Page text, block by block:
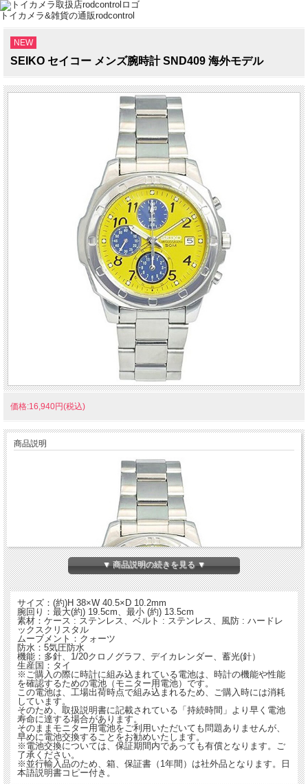
トイカメラ&雑貨の通販rodcontrol
NEW
SEIKO セイコー メンズ腕時計 SND409 海外モデル
価格:16,940円(税込)
商品説明
シンプルなデザインが魅力的な1/20秒単位で12時間まで計測可能なセイコークロノ
グラフベーシックモデル。
12時の位置にクロノ1/20秒針、6時の位置にクロノ分針とクロノ時針、9時の位置に
通常秒針を配置。
▼ 商品説明の続きを見る ▼
サイズ：(約)H 38×W 40.5×D 10.2mm
腕回り：最大(約) 19.5cm、最小 (約) 13.5cm
素材：ケース : ステンレス、ベルト : ステンレス、風防 : ハードレ
ックスクリスタル
ムーブメント：クォーツ
防水：5気圧防水
機能：多針、1/20クロノグラフ、デイカレンダー、蓄光(針）
生産国：タイ
※ご購入の際に時計に組み込まれている電池は、時計の機能や性能
を確認するための電池（モニター用電池）です。
この電池は、工場出荷時点で組み込まれるため、ご購入時には消耗
しています。
そのため、取扱説明書に記載されている「持続時間」より早く電池
寿命に達する場合があります。
そのままモニター用電池をご利用いただいても問題ありませんが、
早めに電池交換することをお勧めいたします。
※電池交換については、保証期間内であっても有償となります。ご
了承ください。
※並行輸入品のため、箱、保証書（1年間）は社外品となります。日
本語説明書コピー付き。